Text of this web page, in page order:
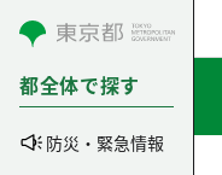
コンテンツにスキップ
都全体で探す
防災・緊急情報